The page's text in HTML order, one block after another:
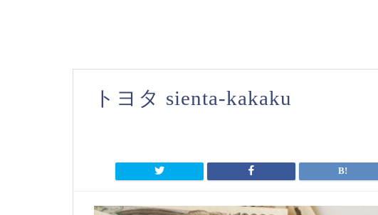
トヨタ sienta-kakaku